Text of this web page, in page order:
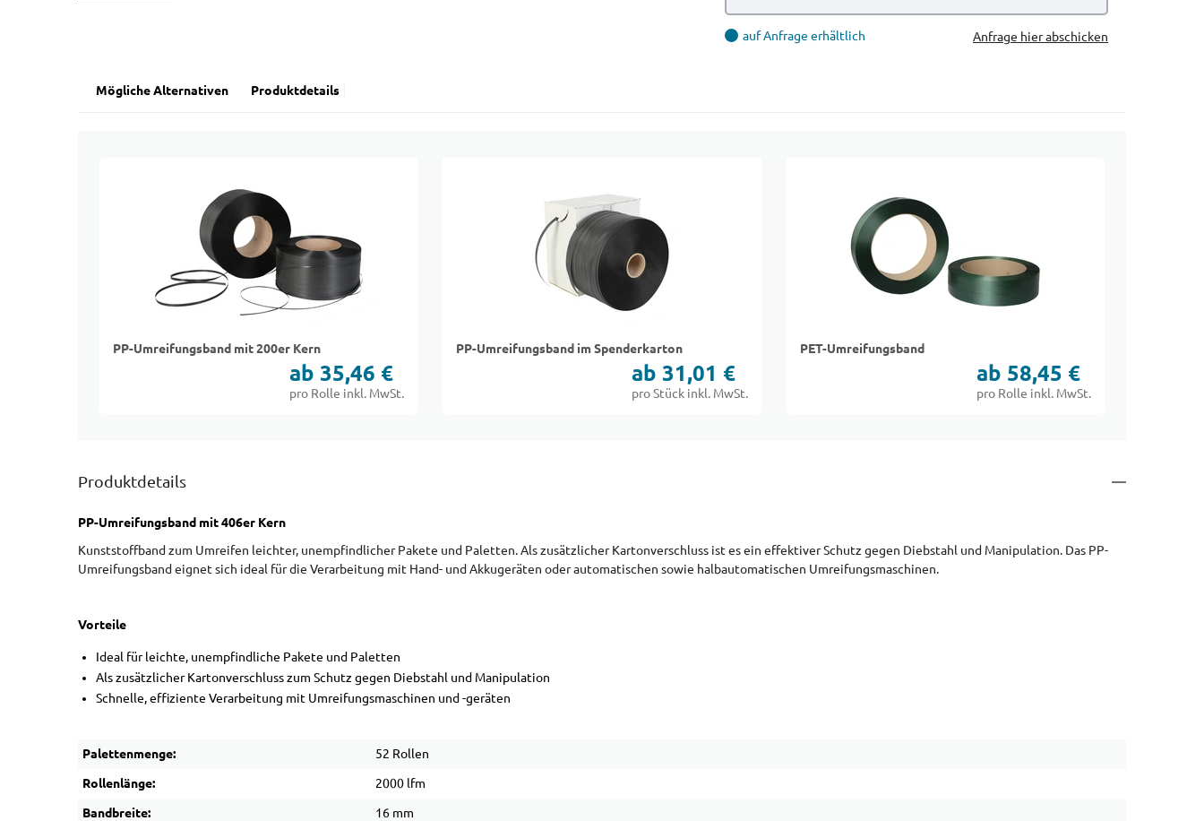
auf Anfrage erhältlich Anfrage hier abschicken
Mögliche Alternativen Produktdetails
PP-Umreifungsband mit 200er Kern
ab 35,46 €
pro Rolle inkl. MwSt.
PP-Umreifungsband im Spenderkarton
ab 31,01 €
pro Stück inkl. MwSt.
PET-Umreifungsband
ab 58,45 €
pro Rolle inkl. MwSt.
Produktdetails
PP-Umreifungsband mit 406er Kern
Kunststoffband zum Umreifen leichter, unempfindlicher Pakete und Paletten. Als zusätzlicher Kartonverschluss ist es ein effektiver Schutz gegen Diebstahl und Manipulation. Das PP-
Umreifungsband eignet sich ideal für die Verarbeitung mit Hand- und Akkugeräten oder automatischen sowie halbautomatischen Umreifungsmaschinen.
Vorteile
Ideal für leichte, unempfindliche Pakete und Paletten
Als zusätzlicher Kartonverschluss zum Schutz gegen Diebstahl und Manipulation
Schnelle, effiziente Verarbeitung mit Umreifungsmaschinen und -geräten
Palettenmenge: 52 Rollen
Rollenlänge: 2000 lfm
Bandbreite: 16 mm